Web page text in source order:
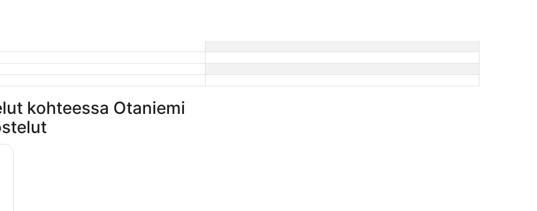
kohteessa Otaniemi